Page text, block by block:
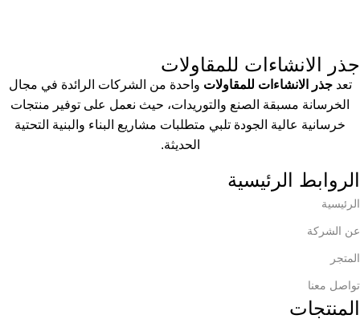
جذر الانشاءات للمقاولات
تعدجذر الانشاءات للمقاولات واحدة من الشركات الرائدة في مجال
الخرسانة مسبقة الصنع والتوريدات، حيث نعمل على توفير منتجات
خرسانية عالية الجودة تلبي متطلبات مشاريع البناء والبنية التحتية
الحديثة.
الروابط الرئيسية
الرئيسية
عن الشركة
المتجر
تواصل معنا
المنتجات